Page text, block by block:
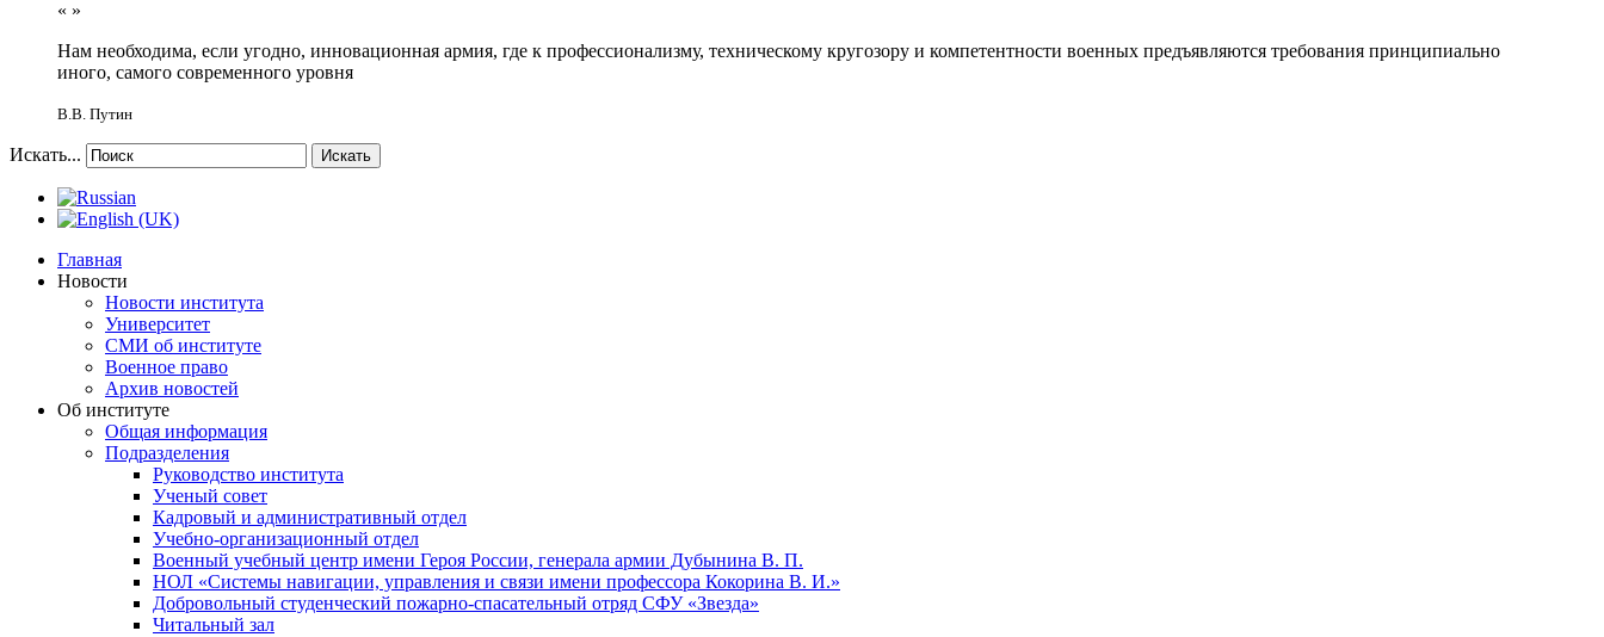
« »
Нам необходима, если угодно, инновационная армия, где к профессионализму, техническому кругозору и компетентности военных предъявляются требования принципиально
иного, самого современного уровня
В.В. Путин
Искать... Искать
Главная
Новости
Новости института
Университет
СМИ об институте
Военное право
Архив новостей
Об институте
Общая информация
Подразделения
Руководство института
Ученый совет
Кадровый и административный отдел
Учебно-организационный отдел
Военный учебный центр имени Героя России, генерала армии Дубынина В. П.
НОЛ «Системы навигации, управления и связи имени профессора Кокорина В. И.»
Добровольный студенческий пожарно-спасательный отряд СФУ «Звезда»
Читальный зал